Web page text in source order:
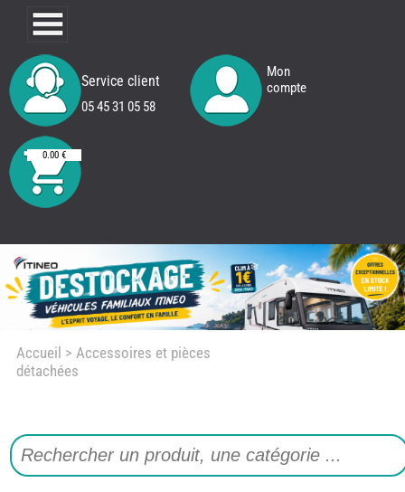
Service client
05 45 31 05 58
Mon
compte
0.00 €
Accueil > Accessoires et pièces
détachées